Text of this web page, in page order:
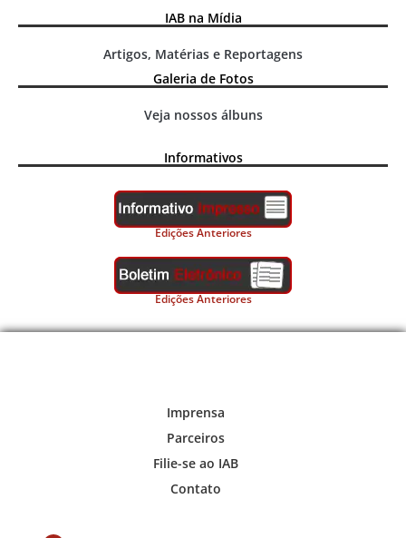
IAB na Mídia
Artigos, Matérias e Reportagens
Galeria de Fotos
Veja nossos álbuns
Informativos
Edições Anteriores
Edições Anteriores
Imprensa
Parceiros
Filie-se ao IAB
Contato